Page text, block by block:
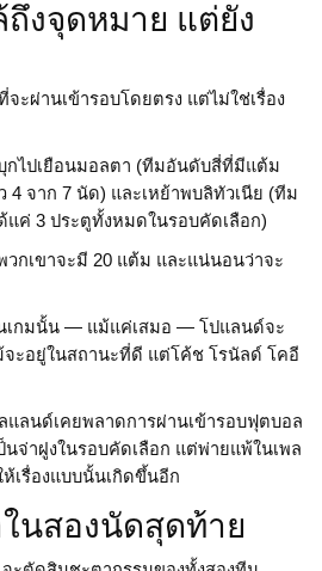
งจุดหมาย แต่ยัง
ะผ่านเข้ารอบโดยตรง แต่ไม่ใช่เรื่อง
กไปเยือนมอลตา (ทีมอันดับสี่ที่มีแต้ม
4 จาก 7 นัด) และเหย้าพบลิทัวเนีย (ทีม
แค่ 3 ประตูทั้งหมดในรอบคัดเลือก)
กเขาจะมี 20 แต้ม และแน่นอนว่าจะ
เกมนั้น — แม้แค่เสมอ — โปแลนด์จะ
ะอยู่ในสถานะที่ดี แต่โค้ช โรนัลด์ โคอี
ลนด์เคยพลาดการผ่านเข้ารอบฟุตบอล
นจ่าฝูงในรอบคัดเลือก แต่พ่ายแพ้ในเพล
เรื่องแบบนั้นเกิดขึ้นอีก
นสองนัดสุดท้าย